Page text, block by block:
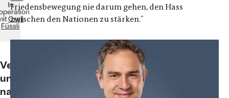
In
Orell
Füssli
Verständlich
und
nachvollziehbar
Friedensbewegung nie darum gehen, den Hass
zwischen den Nationen zu stärken."